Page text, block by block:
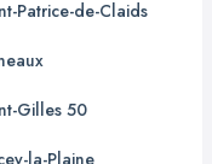
Patrice-de-Claids
Gilles 50
la-Plaine